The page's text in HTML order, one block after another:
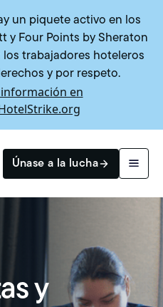
un piquete activo en los
y Four Points by Sheraton
los trabajadores hoteleros
y por respeto.
en
Únase a la lucha
y